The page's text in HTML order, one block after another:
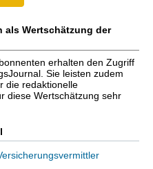
als Wertschätzung der
erhalten den Zugriff
Sie leisten zudem
die redaktionelle
diese Wertschätzung sehr